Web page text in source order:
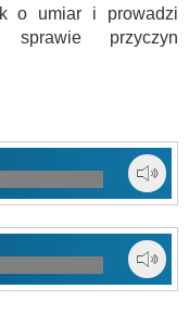
o umiar i prowadzi
sprawie przyczyn